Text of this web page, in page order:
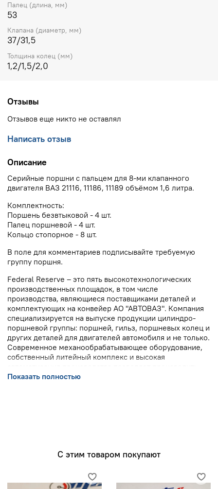
Палец (длина, мм)
53
Клапана (диаметр, мм)
37/31,5
Толщина колец (мм)
1,2/1,5/2,0
Отзывы
Отзывов еще никто не оставлял
Написать отзыв
Описание
Серийные поршни с пальцем для 8-ми клапанного
двигателя ВАЗ 21116, 11186, 11189 объёмом 1,6 литра.
Комплектность:
Поршень безвтыковой - 4 шт.
Палец поршневой - 4 шт.
Кольцо стопорное - 8 шт.
В поле для комментариев подписывайте требуемую
группу поршня.
Federal Reserve – это пять высокотехнологических
производственных площадок, в том числе
производства, являющиеся поставщиками деталей и
комплектующих на конвейер АО "АВТОВАЗ". Компания
специализируется на выпуске продукции цилиндро-
поршневой группы: поршней, гильз, поршневых колец и
других деталей для двигателей автомобиля и не только.
Современное механообрабатывающее оборудование,
собственный литейный комплекс и высокая
продукцию высочайшего качества, обеспечивая рынок
Показать полностью
С этим товаром покупают